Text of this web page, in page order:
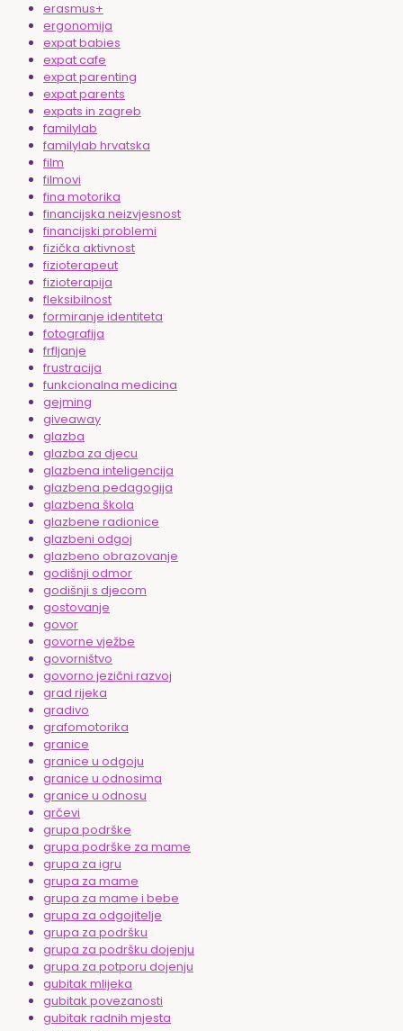
erasmus+
ergonomija
expat babies
expat cafe
expat parenting
expat parents
expats in zagreb
familylab
familylab hrvatska
film
filmovi
fina motorika
financijska neizvjesnost
financijski problemi
fizička aktivnost
fizioterapeut
fizioterapija
fleksibilnost
formiranje identiteta
fotografija
frfljanje
frustracija
funkcionalna medicina
gejming
giveaway
glazba
glazba za djecu
glazbena inteligencija
glazbena pedagogija
glazbena škola
glazbene radionice
glazbeni odgoj
glazbeno obrazovanje
godišnji odmor
godišnji s djecom
gostovanje
govor
govorne vježbe
govorništvo
govorno jezični razvoj
grad rijeka
gradivo
grafomotorika
granice
granice u odgoju
granice u odnosima
granice u odnosu
grčevi
grupa podrške
grupa podrške za mame
grupa za igru
grupa za mame
grupa za mame i bebe
grupa za odgojitelje
grupa za podršku
grupa za podršku dojenju
grupa za potporu dojenju
gubitak mlijeka
gubitak povezanosti
gubitak radnih mjesta